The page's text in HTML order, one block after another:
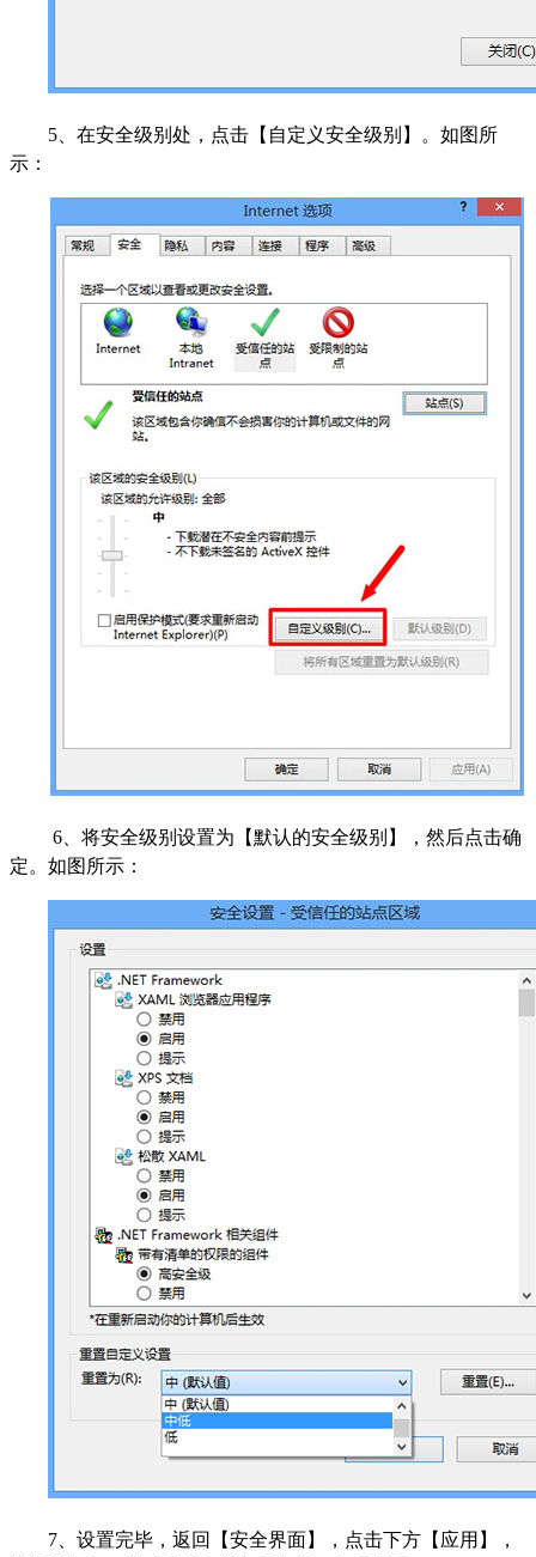
5、在安全级别处，点击【自定义安全级别】。如图所
示：
6、将安全级别设置为【默认的安全级别】，然后点击确
定。如图所示：
7、设置完毕，返回【安全界面】，点击下方【应用】，